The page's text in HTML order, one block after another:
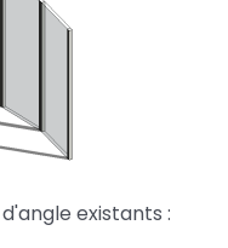
existants :